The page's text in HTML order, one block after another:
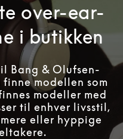
over-ear-
i butikken
Bang & Olufsen-
modellen som
modeller med
til enhver livsstil,
eller hyppige